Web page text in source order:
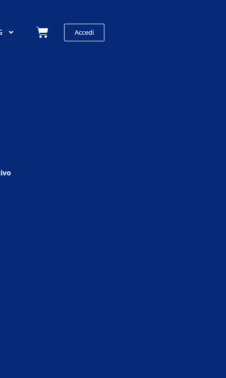
CarrelloAccedi